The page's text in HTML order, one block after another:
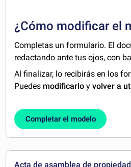
¿Cómo modificar el
Completas un formulario. El
redactando ante tus ojos, con
Al finalizar, lo recibirás en los
Puedes modificarlo yvolver a
Completar el modelo
Acta de asamblea de